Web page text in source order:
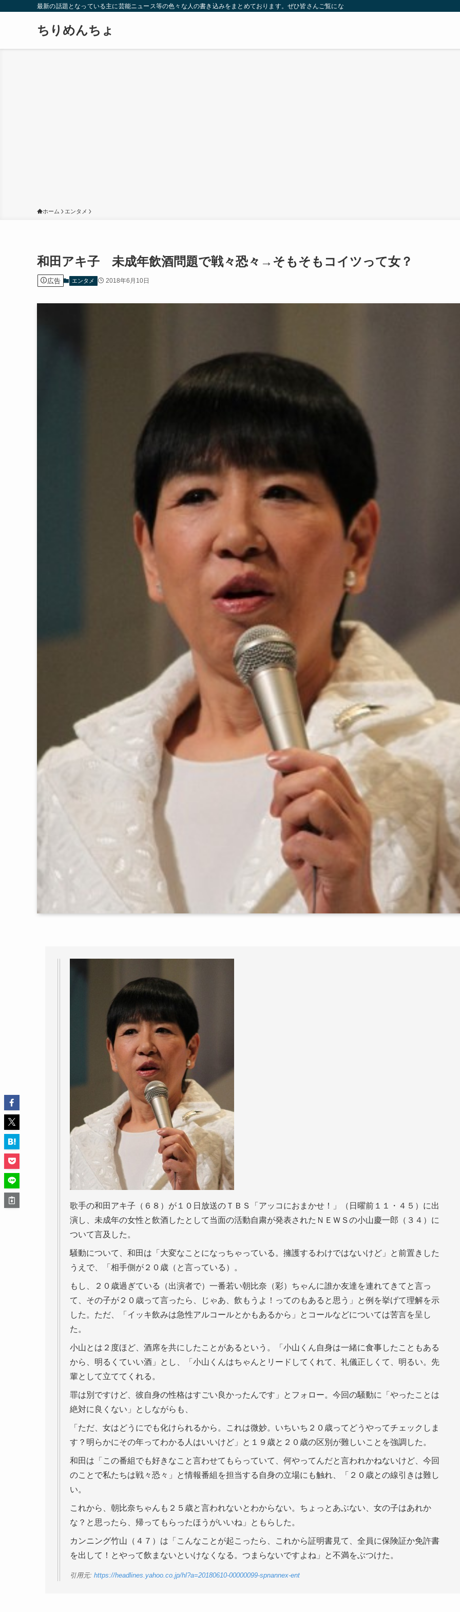
最新の話題となっている主に芸能ニュース等の色々な人の書き込みをまとめております。ぜひ皆さんご覧になっていってください。
ちりめんちょ
ホーム エンタメ
和田アキ子 未成年飲酒問題で戦々恐々→そもそもコイツって女？
広告 エンタメ 2018年6月10日
歌手の和田アキ子（６８）が１０日放送のＴＢＳ「アッコにおまかせ！」（日曜前１１・４５）に出
演し、未成年の女性と飲酒したとして当面の活動自粛が発表されたＮＥＷＳの小山慶一郎（３４）に
ついて言及した。
騒動について、和田は「大変なことになっちゃっている。擁護するわけではないけど」と前置きした
うえで、「相手側が２０歳（と言っている）。
もし、２０歳過ぎている（出演者で）一番若い朝比奈（彩）ちゃんに誰か友達を連れてきてと言っ
て、その子が２０歳って言ったら、じゃあ、飲もうよ！ってのもあると思う」と例を挙げて理解を示
した。ただ、「イッキ飲みは急性アルコールとかもあるから」とコールなどについては苦言を呈し
た。
小山とは２度ほど、酒席を共にしたことがあるという。「小山くん自身は一緒に食事したこともある
から、明るくていい酒」とし、「小山くんはちゃんとリードしてくれて、礼儀正しくて、明るい。先
輩として立ててくれる。
罪は別ですけど、彼自身の性格はすごい良かったんです」とフォロー。今回の騒動に「やったことは
絶対に良くない」としながらも、
「ただ、女はどうにでも化けられるから。これは微妙。いちいち２０歳ってどうやってチェックしま
す？明らかにその年ってわかる人はいいけど」と１９歳と２０歳の区別が難しいことを強調した。
和田は「この番組でも好きなこと言わせてもらっていて、何やってんだと言われかねないけど、今回
のことで私たちは戦々恐々」と情報番組を担当する自身の立場にも触れ、「２０歳との線引きは難し
い。
これから、朝比奈ちゃんも２５歳と言われないとわからない。ちょっとあぶない、女の子はあれか
な？と思ったら、帰ってもらったほうがいいね」ともらした。
カンニング竹山（４７）は「こんなことが起こったら、これから証明書見て、全員に保険証か免許書
を出して！とやって飲まないといけなくなる。つまらないですよね」と不満をぶつけた。
引用元: https://headlines.yahoo.co.jp/hl?a=20180610-00000099-spnannex-ent